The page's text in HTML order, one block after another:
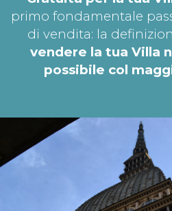
primo fondamentale
di vendita: la
vendere la tua Villa
possibile col